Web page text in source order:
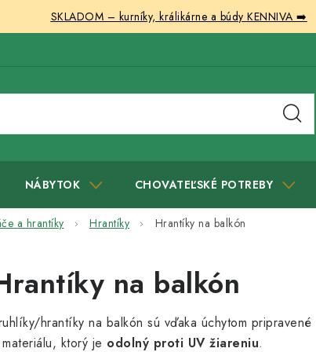
SKLADOM – kurníky, králikárne a búdy KENNIVA ➡️
NÁBYTOK CHOVATEĽSKÉ POTREBY
a hrantíky Hrantíky Hrantíky na balkón
na balkón
hrantíky na balkón sú vďaka úchytom pripravené
ktorý je odolný proti UV žiareniu.